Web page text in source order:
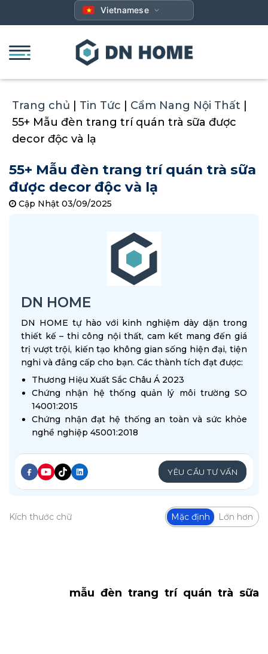
qua
dung
Vietnamese
Trang chủ Tin Tức Cẩm Nang Nội Thất
55+ Mẫu đèn trang trí quán trà sữa được
decor độc và lạ
55+ Mẫu đèn trang trí quán trà sữa
được decor độc và lạ
Cập Nhật 03/09/2025
DN HOME
DN HOME tự hào với kinh nghiệm dày dặn trong
thiết kế – thi công nội thất, cam kết mang đến giá
trị vượt trội, kiến tạo không gian sống hiện đại, tiện
nghi và đẳng cấp cho bạn. Các thành tích đạt được:
Thương Hiệu Xuất Sắc Châu Á 2023
Chứng nhận hệ thống quản lý môi trường SO
14001:2015
Chứng nhận đạt hệ thống an toàn và sức khỏe
nghề nghiệp 45001:2018
YÊU CẦU TƯ VẤN
Kích thước chữ Mặc định Lớn hơn
mẫu đèn trang trí quán trà sữa